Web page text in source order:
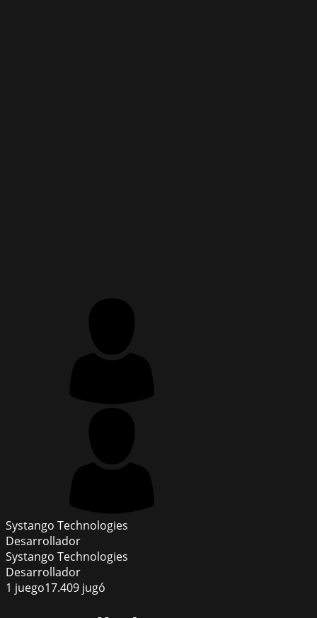
Systango Technologies
Desarrollador
Systango Technologies
Desarrollador
1 juego17.409 jugó